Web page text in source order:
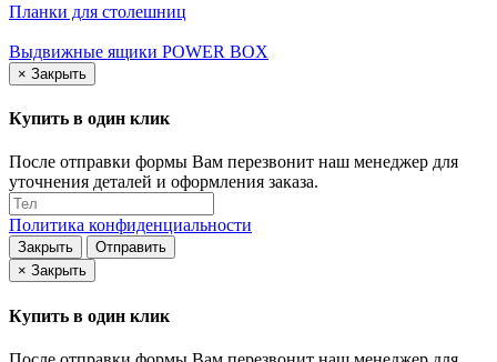
Планки для столешниц
Выдвижные ящики POWER BOX
× Закрыть
Купить в один клик
После отправки формы Вам перезвонит наш менеджер для
уточнения деталей и оформления заказа.
Политика конфиденциальности
Закрыть
Отправить
× Закрыть
Купить в один клик